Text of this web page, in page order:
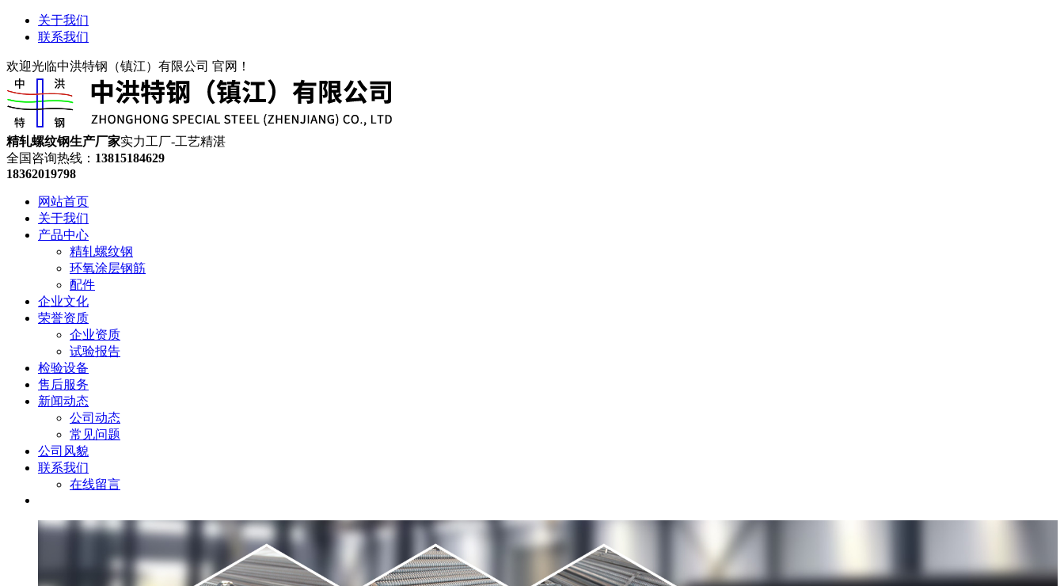
关于我们
联系我们
欢迎光临中洪特钢（镇江）有限公司 官网！
精轧螺纹钢生产厂家实力工厂-工艺精湛
全国咨询热线： 13815184629
18362019798
网站首页
关于我们
产品中心
精轧螺纹钢
环氧涂层钢筋
配件
企业文化
荣誉资质
企业资质
试验报告
检验设备
售后服务
新闻动态
公司动态
常见问题
公司风貌
联系我们
在线留言